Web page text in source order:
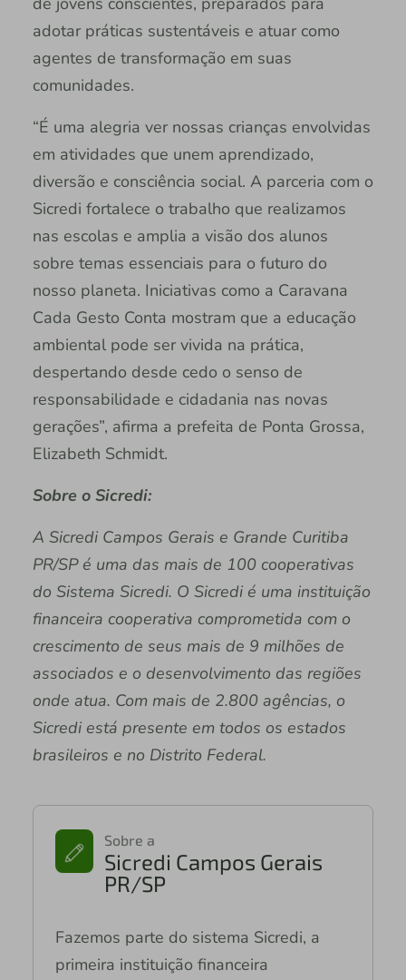
adotar práticas sustentáveis e atuar como
agentes de transformação em suas
comunidades.
“É uma alegria ver nossas crianças envolvidas
em atividades que unem aprendizado,
diversão e consciência social. A parceria com o
Sicredi fortalece o trabalho que realizamos
nas escolas e amplia a visão dos alunos
sobre temas essenciais para o futuro do
nosso planeta. Iniciativas como a Caravana
Cada Gesto Conta mostram que a educação
ambiental pode ser vivida na prática,
despertando desde cedo o senso de
responsabilidade e cidadania nas novas
gerações”, afirma a prefeita de Ponta Grossa,
Elizabeth Schmidt.
Sobre o Sicredi:
A Sicredi Campos Gerais e Grande Curitiba
PR/SP é uma das mais de 100 cooperativas
do Sistema Sicredi. O Sicredi é uma instituição
financeira cooperativa comprometida com o
crescimento de seus mais de 9 milhões de
associados e o desenvolvimento das regiões
onde atua. Com mais de 2.800 agências, o
Sicredi está presente em todos os estados
brasileiros e no Distrito Federal.
Sobre a
Sicredi Campos Gerais
PR/SP
Fazemos parte do sistema Sicredi, a
primeira instituição financeira